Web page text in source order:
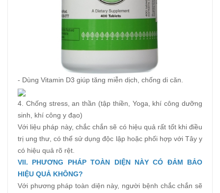
- Dùng Vitamin D3 giúp tăng miễn dịch, chống di căn.
4. Chống stress, an thần (tập thiền, Yoga, khí công dưỡng
sinh, khí công y đạo)
Với liệu pháp này, chắc chắn sẽ có hiệu quả rất tốt khi điều
trị ung thư, có thể sử dụng độc lập hoặc phối hợp với Tây y
có hiệu quả rõ rệt.
VII. PHƯƠNG PHÁP TOÀN DIỆN NÀY CÓ ĐẢM BẢO
HIỆU QUẢ KHÔNG?
Với phương pháp toàn diện này, người bệnh chắc chắn sẽ